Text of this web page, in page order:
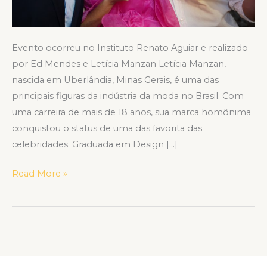
Evento ocorreu no Instituto Renato Aguiar e realizado
por Ed Mendes e Letícia Manzan Letícia Manzan,
nascida em Uberlândia, Minas Gerais, é uma das
principais figuras da indústria da moda no Brasil. Com
uma carreira de mais de 18 anos, sua marca homônima
conquistou o status de uma das favorita das
celebridades. Graduada em Design […]
Read More »